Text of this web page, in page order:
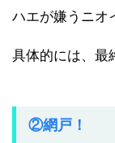
ハエが嫌うニオ
具体的には、最
②網戸！